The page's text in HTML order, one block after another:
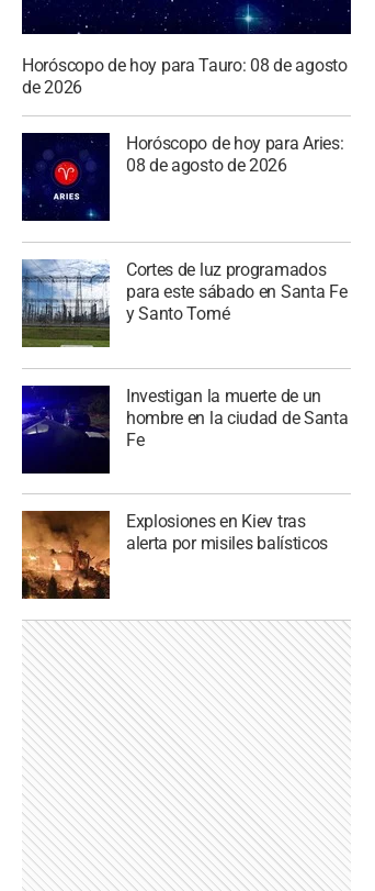
Horóscopo de hoy para Tauro: 08 de agosto
de 2026
Horóscopo de hoy para Aries:
08 de agosto de 2026
Cortes de luz programados
para este sábado en Santa Fe
y Santo Tomé
Investigan la muerte de un
hombre en la ciudad de Santa
Fe
Explosiones en Kiev tras
alerta por misiles balísticos